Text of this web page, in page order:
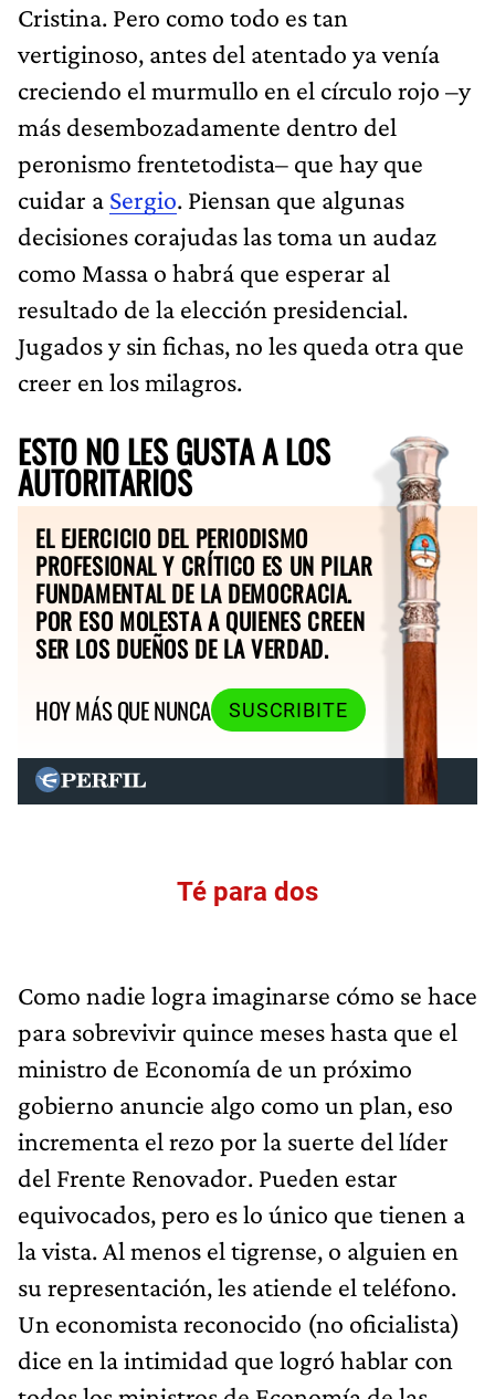
Cristina. Pero como todo es tan
vertiginoso, antes del atentado ya venía
creciendo el murmullo en el círculo rojo –y
más desembozadamente dentro del
peronismo frentetodista– que hay que
cuidar a Sergio. Piensan que algunas
decisiones corajudas las toma un audaz
como Massa o habrá que esperar al
resultado de la elección presidencial.
Jugados y sin fichas, no les queda otra que
creer en los milagros.
ESTO NO LES GUSTA A LOS
AUTORITARIOS
EL EJERCICIO DEL PERIODISMO
PROFESIONAL Y CRÍTICO ES UN PILAR
FUNDAMENTAL DE LA DEMOCRACIA.
POR ESO MOLESTA A QUIENES CREEN
SER LOS DUEÑOS DE LA VERDAD.
HOY MÁS QUE NUNCA
SUSCRIBITE
Té para dos
Como nadie logra imaginarse cómo se hace
para sobrevivir quince meses hasta que el
ministro de Economía de un próximo
gobierno anuncie algo como un plan, eso
incrementa el rezo por la suerte del líder
del Frente Renovador. Pueden estar
equivocados, pero es lo único que tienen a
la vista. Al menos el tigrense, o alguien en
su representación, les atiende el teléfono.
Un economista reconocido (no oficialista)
dice en la intimidad que logró hablar con